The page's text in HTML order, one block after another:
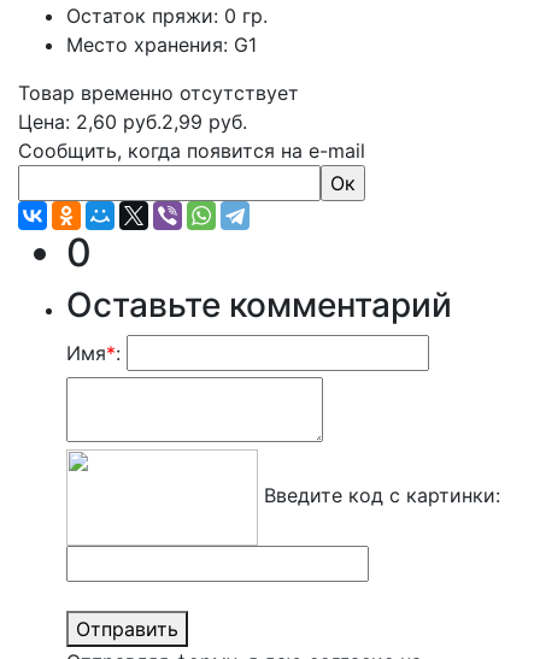
Остаток пряжи: 0 гр.
Место хранения: G1
Товар временно отсутствует
Цена: 2,60 руб.2,99 руб.
Сообщить, когда появится на e-mail
0
Оставьте комментарий
Имя*:
Введите код с картинки:
Отправить